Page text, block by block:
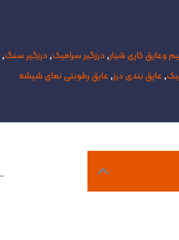
وعایق کاری شیار,درزگیر سرامیک,درزگیر سنگ,
,عایق بندی درز,عایق رطوبتی نمای شیشه